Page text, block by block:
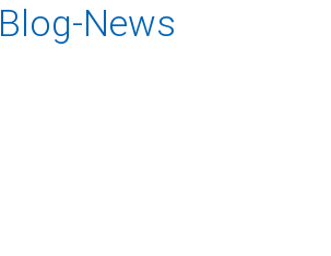
Blog-News